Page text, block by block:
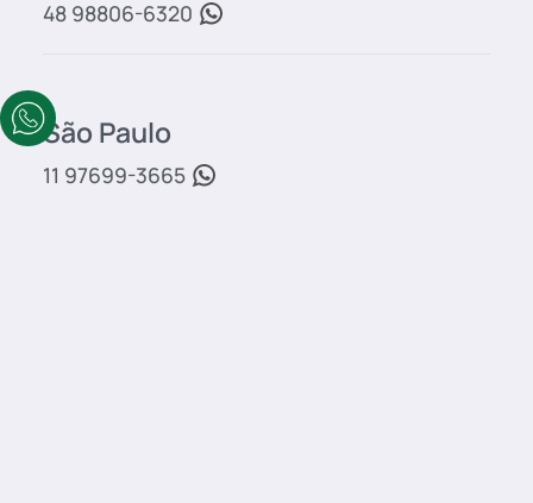
48 98806-6320
São Paulo
11 97699-3665